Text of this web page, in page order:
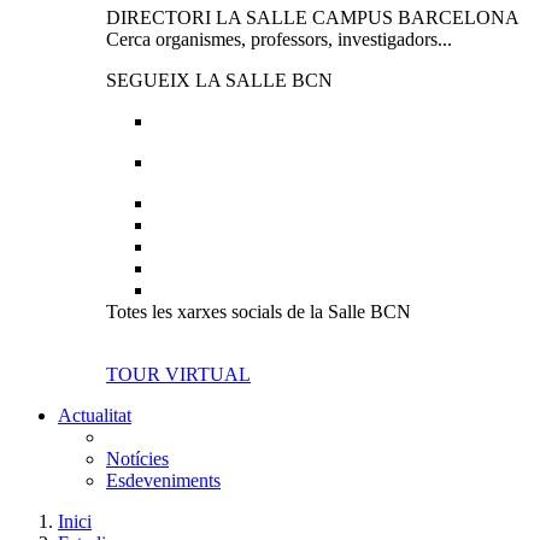
DIRECTORI LA SALLE CAMPUS BARCELONA
Cerca organismes, professors, investigadors...
SEGUEIX LA SALLE BCN
Totes les xarxes socials de la Salle BCN
TOUR VIRTUAL
Actualitat
Notícies
Esdeveniments
Inici